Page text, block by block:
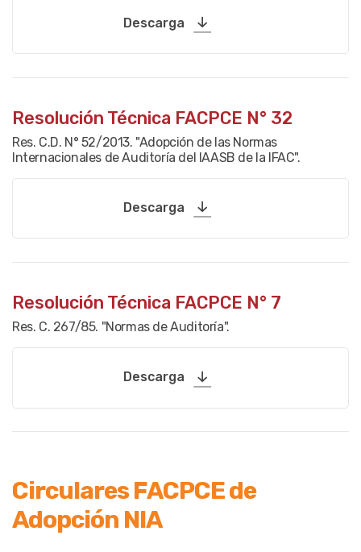
Descarga
Resolución Técnica FACPCE N° 32
Res. C.D. N° 52/2013. "Adopción de las Normas
Internacionales de Auditoría del IAASB de la IFAC".
Descarga
Resolución Técnica FACPCE N° 7
Res. C. 267/85. "Normas de Auditoría".
Descarga
Circulares FACPCE de
Adopción NIA